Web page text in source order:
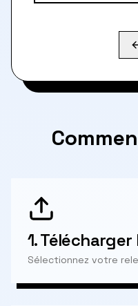
1.Télécharger
Sélectionnez votre